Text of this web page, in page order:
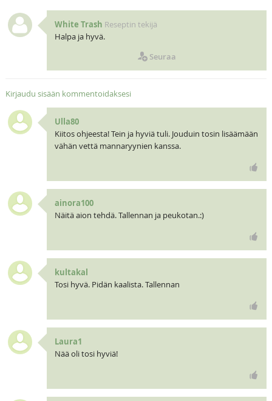
White Trash Reseptin tekijä
Halpa ja hyvä.
Seuraa
Kirjaudu sisään kommentoidaksesi
Ulla80
Kiitos ohjeesta! Tein ja hyviä tuli. Jouduin tosin lisäämään
vähän vettä mannaryynien kanssa.
ainora100
Näitä aion tehdä. Tallennan ja peukotan.:)
kultakal
Tosi hyvä. Pidän kaalista. Tallennan
Laura1
Nää oli tosi hyviä!